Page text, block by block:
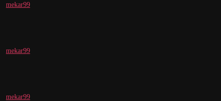
mekar99
mekar99
mekar99